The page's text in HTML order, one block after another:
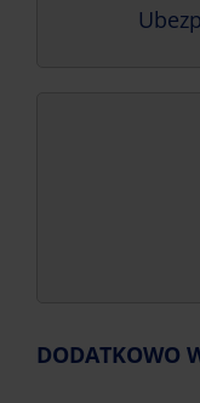
DODATKOWO